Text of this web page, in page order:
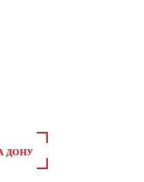
ДОНУ